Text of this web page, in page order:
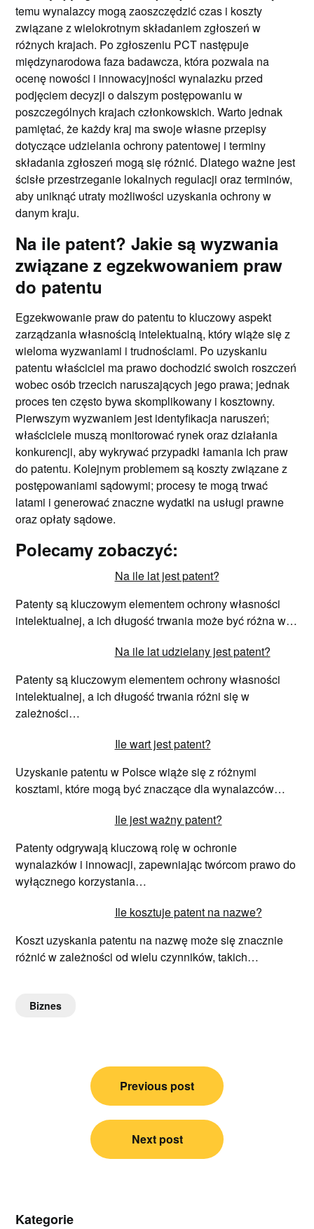
temu wynalazcy mogą zaoszczędzić czas i koszty
związane z wielokrotnym składaniem zgłoszeń w
różnych krajach. Po zgłoszeniu PCT następuje
międzynarodowa faza badawcza, która pozwala na
ocenę nowości i innowacyjności wynalazku przed
podjęciem decyzji o dalszym postępowaniu w
poszczególnych krajach członkowskich. Warto jednak
pamiętać, że każdy kraj ma swoje własne przepisy
dotyczące udzielania ochrony patentowej i terminy
składania zgłoszeń mogą się różnić. Dlatego ważne jest
ścisłe przestrzeganie lokalnych regulacji oraz terminów,
aby uniknąć utraty możliwości uzyskania ochrony w
danym kraju.
Na ile patent? Jakie są wyzwania
związane z egzekwowaniem praw
do patentu
Egzekwowanie praw do patentu to kluczowy aspekt
zarządzania własnością intelektualną, który wiąże się z
wieloma wyzwaniami i trudnościami. Po uzyskaniu
patentu właściciel ma prawo dochodzić swoich roszczeń
wobec osób trzecich naruszających jego prawa; jednak
proces ten często bywa skomplikowany i kosztowny.
Pierwszym wyzwaniem jest identyfikacja naruszeń;
właściciele muszą monitorować rynek oraz działania
konkurencji, aby wykrywać przypadki łamania ich praw
do patentu. Kolejnym problemem są koszty związane z
postępowaniami sądowymi; procesy te mogą trwać
latami i generować znaczne wydatki na usługi prawne
oraz opłaty sądowe.
Polecamy zobaczyć:
Na ile lat jest patent?
Patenty są kluczowym elementem ochrony własności
intelektualnej, a ich długość trwania może być różna w…
Na ile lat udzielany jest patent?
Patenty są kluczowym elementem ochrony własności
intelektualnej, a ich długość trwania różni się w
zależności…
Ile wart jest patent?
Uzyskanie patentu w Polsce wiąże się z różnymi
kosztami, które mogą być znaczące dla wynalazców…
Ile jest ważny patent?
Patenty odgrywają kluczową rolę w ochronie
wynalazków i innowacji, zapewniając twórcom prawo do
wyłącznego korzystania…
Ile kosztuje patent na nazwe?
Koszt uzyskania patentu na nazwę może się znacznie
różnić w zależności od wielu czynników, takich…
Biznes
Nawigacja
Previous post
Next post
Kategorie